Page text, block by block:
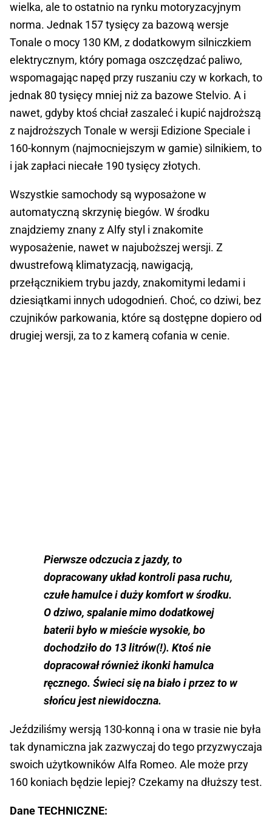
wielka, ale to ostatnio na rynku motoryzacyjnym
norma. Jednak 157 tysięcy za bazową wersje
Tonale o mocy 130 KM, z dodatkowym silniczkiem
elektrycznym, który pomaga oszczędzać paliwo,
wspomagając napęd przy ruszaniu czy w korkach, to
jednak 80 tysięcy mniej niż za bazowe Stelvio. A i
nawet, gdyby ktoś chciał zaszaleć i kupić najdroższą
z najdroższych Tonale w wersji Edizione Speciale i
160-konnym (najmocniejszym w gamie) silnikiem, to
i jak zapłaci niecałe 190 tysięcy złotych.
Wszystkie samochody są wyposażone w
automatyczną skrzynię biegów. W środku
znajdziemy znany z Alfy styl i znakomite
wyposażenie, nawet w najuboższej wersji. Z
dwustrefową klimatyzacją, nawigacją,
przełącznikiem trybu jazdy, znakomitymi ledami i
dziesiątkami innych udogodnień. Choć, co dziwi, bez
czujników parkowania, które są dostępne dopiero od
drugiej wersji, za to z kamerą cofania w cenie.
Pierwsze odczucia z jazdy, to
dopracowany układ kontroli pasa ruchu,
czułe hamulce i duży komfort w środku.
O dziwo, spalanie mimo dodatkowej
baterii było w mieście wysokie, bo
dochodziło do 13 litrów(!). Ktoś nie
dopracował również ikonki hamulca
ręcznego. Świeci się na biało i przez to w
słońcu jest niewidoczna.
Jeździliśmy wersją 130-konną i ona w trasie nie była
tak dynamiczna jak zazwyczaj do tego przyzwyczaja
swoich użytkowników Alfa Romeo. Ale może przy
160 koniach będzie lepiej? Czekamy na dłuższy test.
Dane TECHNICZNE: